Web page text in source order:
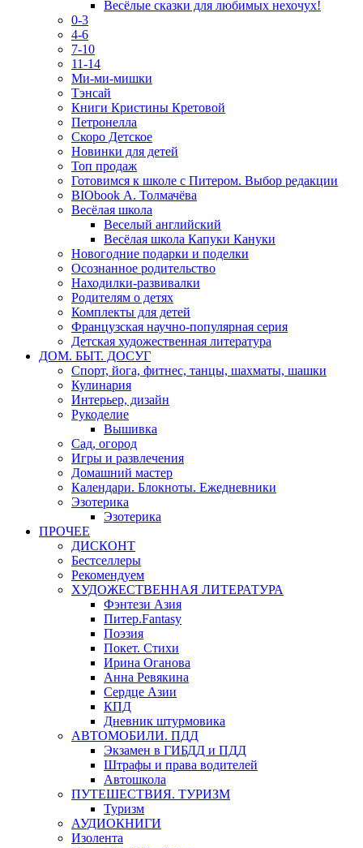
Весёлые сказки для любимых нехочух!
0-3
4-6
7-10
11-14
Ми-ми-мишки
Тэнсай
Книги Кристины Кретовой
Петронелла
Скоро Детское
Новинки для детей
Топ продаж
Готовимся к школе с Питером. Выбор редакции
BIObook А. Толмачёва
Весёлая школа
Веселый английский
Весёлая школа Капуки Кануки
Новогодние подарки и поделки
Осознанное родительство
Находилки-развивалки
Родителям о детях
Комплекты для детей
Французская научно-популярная серия
Детская художественная литература
ДОМ. БЫТ. ДОСУГ
Спорт, йога, фитнес, танцы, шахматы, шашки
Кулинария
Интерьер, дизайн
Рукоделие
Вышивка
Сад, огород
Игры и развлечения
Домашний мастер
Календари. Блокноты. Ежедневники
Эзотерика
Эзотерика
ПРОЧЕЕ
ДИСКОНТ
Бестселлеры
Рекомендуем
ХУДОЖЕСТВЕННАЯ ЛИТЕРАТУРА
Фэнтези Азия
Питер.Fantasy
Поэзия
Покет. Стихи
Ирина Оганова
Анна Ревякина
Сердце Азии
КПД
Дневник штурмовика
АВТОМОБИЛИ. ПДД
Экзамен в ГИБДД и ПДД
Штрафы и права водителей
Автошкола
ПУТЕШЕСТВИЯ. ТУРИЗМ
Туризм
АУДИОКНИГИ
Изолента